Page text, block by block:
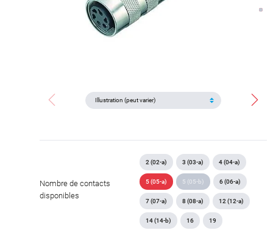
Nombre de contacts
disponibles
2 (02-a) 3 (03-a) 4 (04-a)
5 (05-a) 5 (05-b) 6 (06-a)
7 (07-a) 8 (08-a) 12 (12-a)
14 (14-b) 16 19